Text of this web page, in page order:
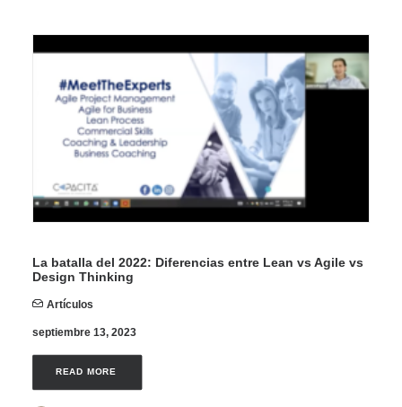
La batalla del 2022: Diferencias entre Lean vs Agile vs
Design Thinking
Artículos
septiembre 13, 2023
READ MORE